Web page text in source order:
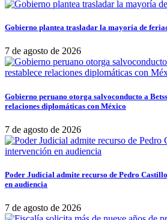
Gobierno plantea trasladar la mayoría de
7 de agosto de 2026
Gobierno peruano otorga salvoconducto a
relaciones diplomáticas con México
7 de agosto de 2026
Poder Judicial admite recurso de Pedro
en audiencia
7 de agosto de 2026